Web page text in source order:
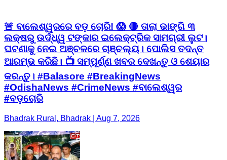
🚨 ବାଲେଶ୍ୱରରେ ବଡ଼ ଚୋରି! 😱 🔴 ତାଲା ଭାଙ୍ଗି ୩
ଲକ୍ଷରୁ ଉର୍ଦ୍ଧ୍ୱ ଟଙ୍କାର ଇଲେକ୍ଟ୍ରିକ ସାମଗ୍ରୀ ଲୁଟ।
ଘଟଣାକୁ ନେଇ ଅଞ୍ଚଳରେ ଚାଞ୍ଚଲ୍ୟ। ପୋଲିସ ତଦନ୍ତ
ଆରମ୍ଭ କରିଛି। 📺 ସମ୍ପୂର୍ଣ୍ଣ ଖବର ଦେଖନ୍ତୁ ଓ ଶେୟାର
କରନ୍ତୁ। #Balasore #BreakingNews
#OdishaNews #CrimeNews #ବାଲେଶ୍ୱର
#ବଡ଼ଚୋରି
Bhadrak Rural, Bhadrak | Aug 7, 2026